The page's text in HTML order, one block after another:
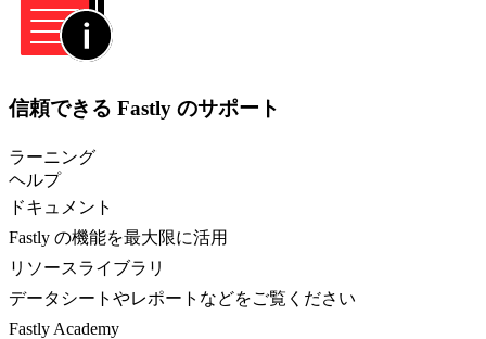
信頼できる Fastly のサポート
ラーニング
ヘルプ
ドキュメント
Fastly の機能を最大限に活用
リソースライブラリ
データシートやレポートなどをご覧ください
Fastly Academy